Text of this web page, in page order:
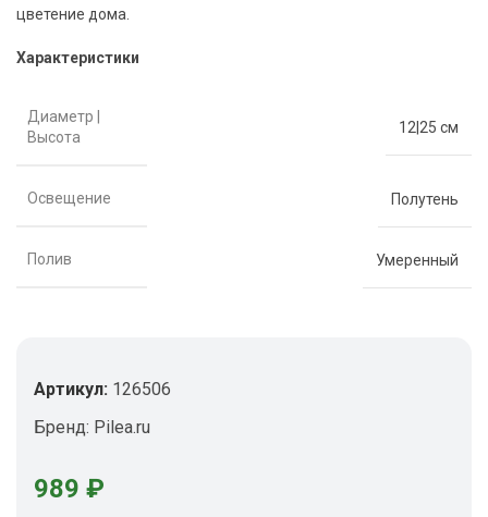
цветение дома.
Характеристики
Диаметр |
Высота
12|25 см
Освещение Полутень
Полив Умеренный
Артикул: 126506
Бренд: Pilea.ru
989 ₽